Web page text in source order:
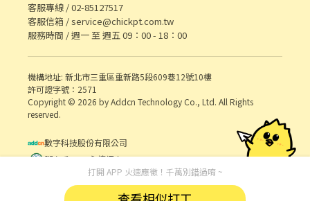
客服專線 /02-85127517
客服信箱 /service@chickpt.com.tw
服務時間 / 週一 至 週五 09：00 - 18：00
機構地址: 新北市三重區重新路5段609巷12號10樓
許可證字號：2571
Copyright © 2026 by Addcn Technology Co., Ltd. All Rights
reserved.
數字科技股份有限公司
鄧白氏 ESG 永續標章
打開 APP 火速應徵！千萬別錯過唷 ~